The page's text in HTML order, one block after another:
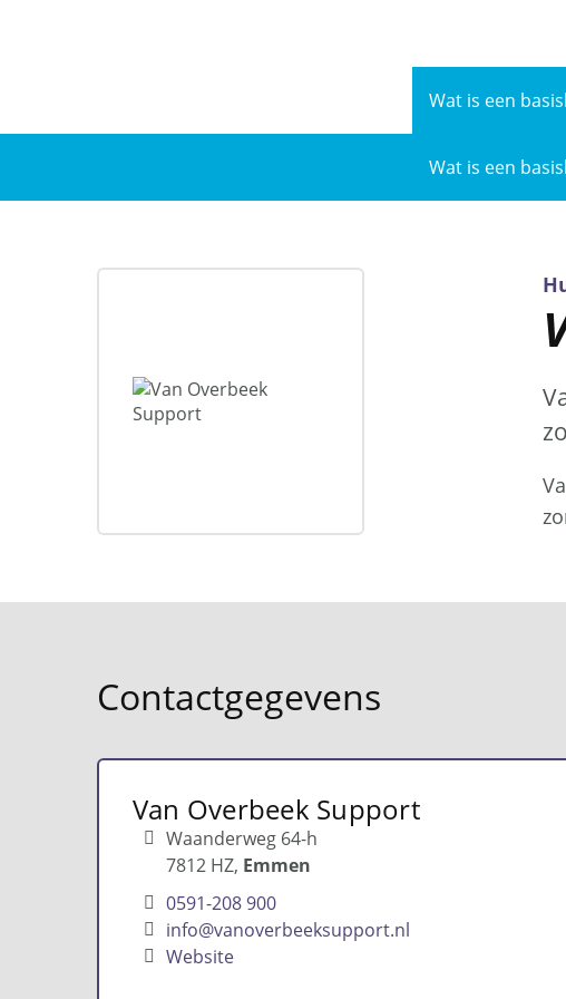
Wat is een
Wat is een
Contactgegevens
Van Overbeek Support
Waanderweg 64-h
7812 HZ Emmen
0591-208 900
info@vanoverbeeksupport.nl
Website